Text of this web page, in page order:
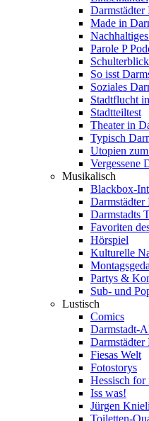
Darmstädter
Made in
Parole P
So isst
Soziales
Stadtflucht
Stadtteiltest
Theater in
Typisch
Utopien
Vergessene
Musikalisch
Blackbox-
Darmstädter
Darmstadts
Favoriten
Hörspiel
Kulturelle
Partys &
Sub- und
Lustisch
Comics
Darmstadt-
Darmstädter
Fiesas Welt
Fotostorys
Hessisch for
Iss was!
Jürgen
Toiletten-